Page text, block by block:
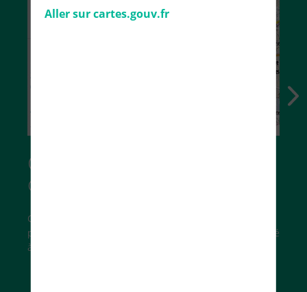
Aller sur cartes.gouv.fr
Choisissez vos fonds de
carte
Cartes IGN, photographies aériennes, carte du relief,
parcelles cadastrales… trouvez le fond de carte adapté
à vos besoins.